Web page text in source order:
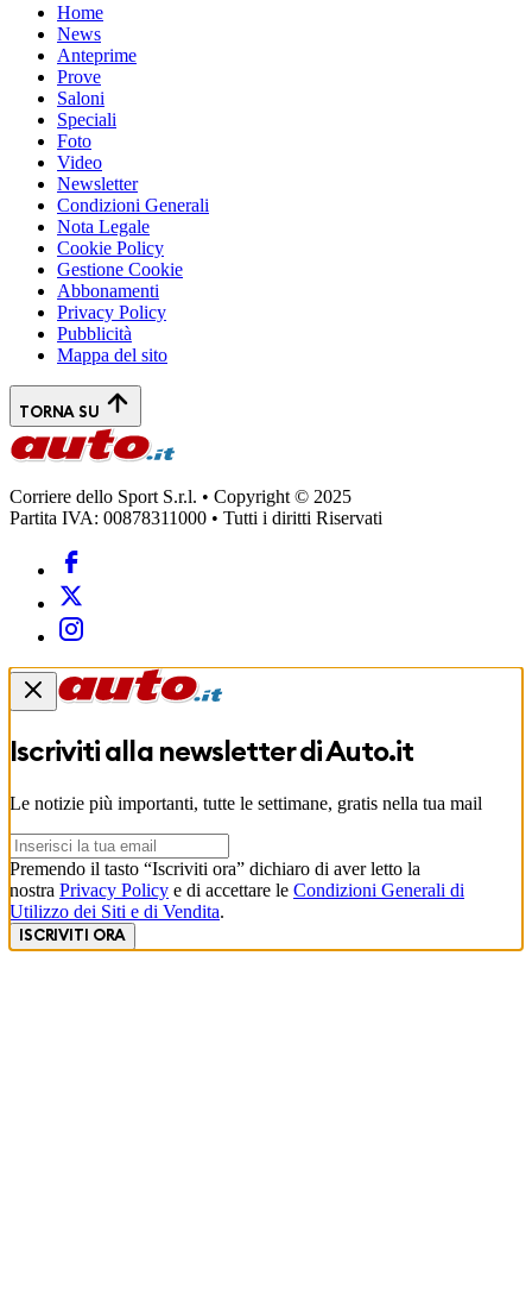
Home
News
Anteprime
Prove
Saloni
Speciali
Foto
Video
Newsletter
Condizioni Generali
Nota Legale
Cookie Policy
Gestione Cookie
Abbonamenti
Privacy Policy
Pubblicità
Mappa del sito
TORNA SU
Corriere dello Sport S.r.l. • Copyright © 2025
Partita IVA: 00878311000 • Tutti i diritti Riservati
Iscriviti alla newsletter diAuto.it
Le notizie più importanti, tutte le settimane, gratis nella tua mail
Premendo il tasto “Iscriviti ora” dichiaro di aver letto la
nostra Privacy Policy e di accettare le Condizioni Generali di
Utilizzo dei Siti e di Vendita.
ISCRIVITI ORA